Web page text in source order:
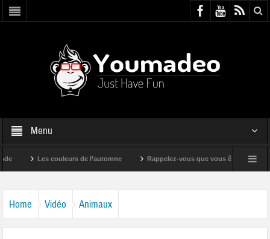
Menu
Les couleurs de l’automne Rappelez-vous que vous êtes super !
Home Vidéo Animaux